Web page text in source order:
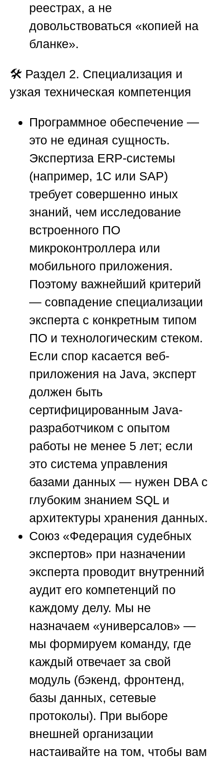
реестрах, а не
довольствоваться «копией на
бланке».
🛠️ Раздел 2. Специализация и
узкая техническая компетенция
Программное обеспечение —
это не единая сущность.
Экспертиза ERP-системы
(например, 1С или SAP)
требует совершенно иных
знаний, чем исследование
встроенного ПО
микроконтроллера или
мобильного приложения.
Поэтому важнейший критерий
— совпадение специализации
эксперта с конкретным типом
ПО и технологическим стеком.
Если спор касается веб-
приложения на Java, эксперт
должен быть
сертифицированным Java-
разработчиком с опытом
работы не менее 5 лет; если
это система управления
базами данных — нужен DBA с
глубоким знанием SQL и
архитектуры хранения данных.
Союз «Федерация судебных
экспертов» при назначении
эксперта проводит внутренний
аудит его компетенций по
каждому делу. Мы не
назначаем «универсалов» —
мы формируем команду, где
каждый отвечает за свой
модуль (бэкенд, фронтенд,
базы данных, сетевые
протоколы). При выборе
внешней организации
настаивайте на том, чтобы вам